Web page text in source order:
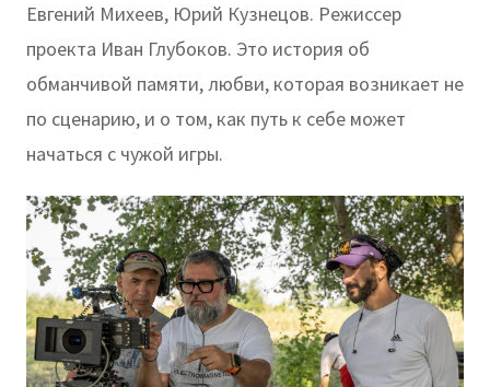
Евгений Михеев, Юрий Кузнецов. Режиссер
проекта Иван Глубоков. Это история об
обманчивой памяти, любви, которая возникает не
по сценарию, и о том, как путь к себе может
начаться с чужой игры.